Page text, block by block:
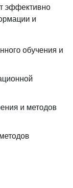
эффективно
и
обучения и
и методов